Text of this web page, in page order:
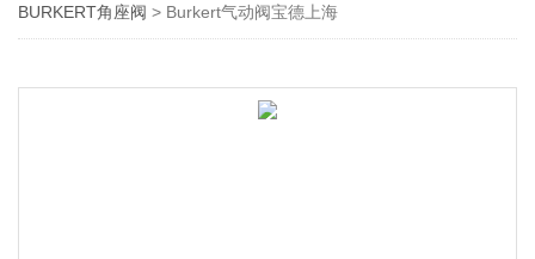
BURKERT角座阀 > Burkert气动阀宝德上海